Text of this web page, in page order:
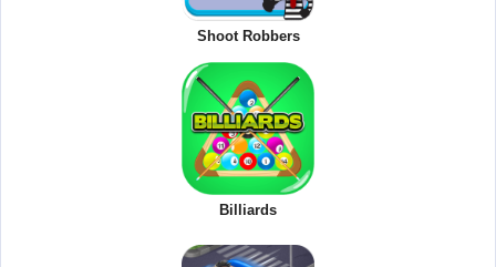
Shoot Robbers
Billiards